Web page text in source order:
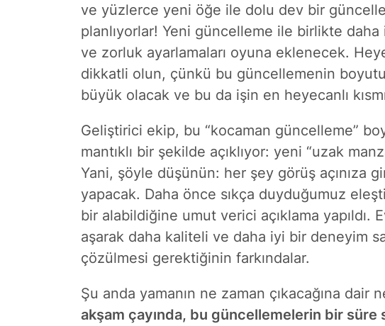
ve yüzlerce yeni öğe ile dolu dev bir
planlıyorlar! Yeni güncelleme ile birlikte
ve zorluk ayarlamaları oyuna eklenecek.
dikkatli olun, çünkü bu güncellemenin
büyük olacak ve bu da işin en heyecanlı
Geliştirici ekip, bu “kocaman güncelleme”
mantıklı bir şekilde açıklıyor: yeni “uzak
Yani, şöyle düşünün: her şey görüş açınıza
yapacak. Daha önce sıkça duyduğumuz
bir alabildiğine umut verici açıklama yapıldı.
aşarak daha kaliteli ve daha iyi bir deneyim
çözülmesi gerektiğinin farkındalar.
Şu anda yamanın ne zaman çıkacağına dair
akşam çayında, bu güncellemelerin bir süre